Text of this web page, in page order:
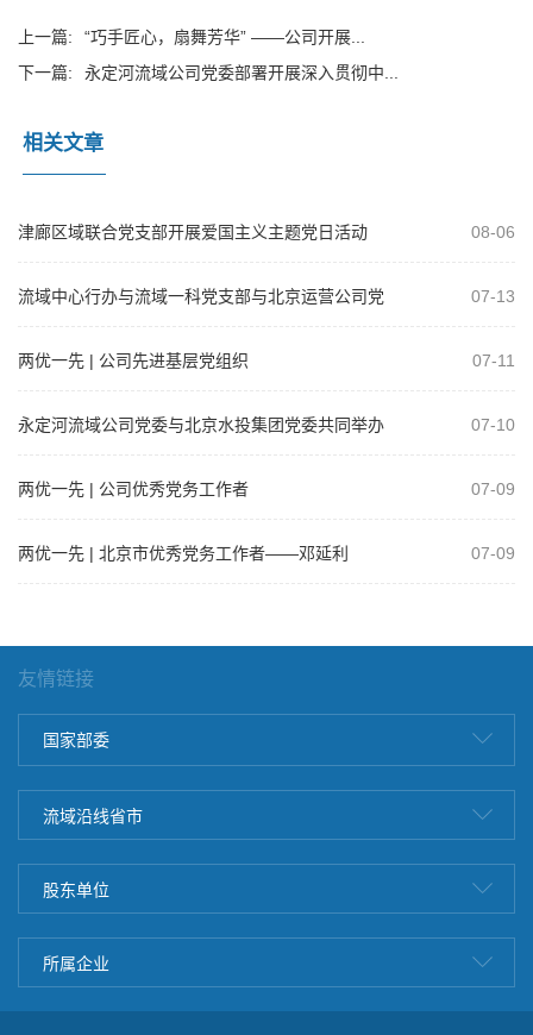
上一篇:
“巧手匠心，扇舞芳华” ——公司开展...
下一篇:
永定河流域公司党委部署开展深入贯彻中...
相关文章
津廊区域联合党支部开展爱国主义主题党日活动 08-06
流域中心行办与流域一科党支部与北京运营公司党
07-13
两优一先 | 公司先进基层党组织 07-11
永定河流域公司党委与北京水投集团党委共同举办
07-10
两优一先 | 公司优秀党务工作者 07-09
两优一先 | 北京市优秀党务工作者——邓延利 07-09
友情链接
国家部委
流域沿线省市
股东单位
所属企业